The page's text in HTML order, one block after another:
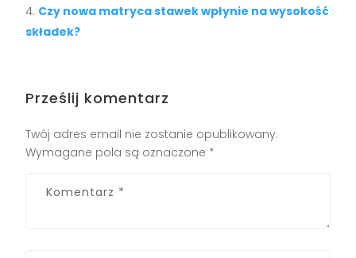
Czy nowa matryca stawek wpłynie na wysokość
składek?
Prześlij komentarz
Twój adres email nie zostanie opublikowany.
Wymagane pola są oznaczone *